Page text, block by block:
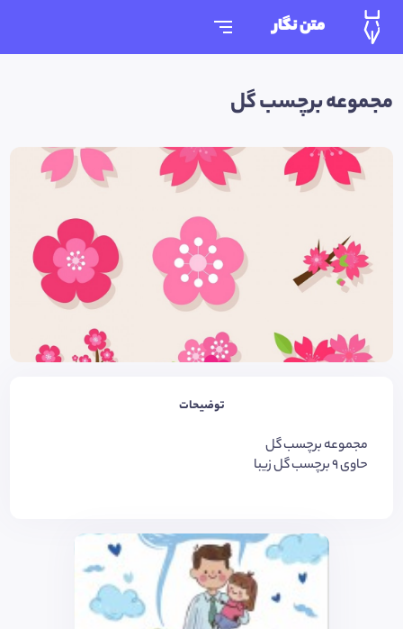
متن نگار
مجموعه برچسب گل
توضیحات
مجموعه برچسب گل
حاوی 9 برچسب گل زیبا